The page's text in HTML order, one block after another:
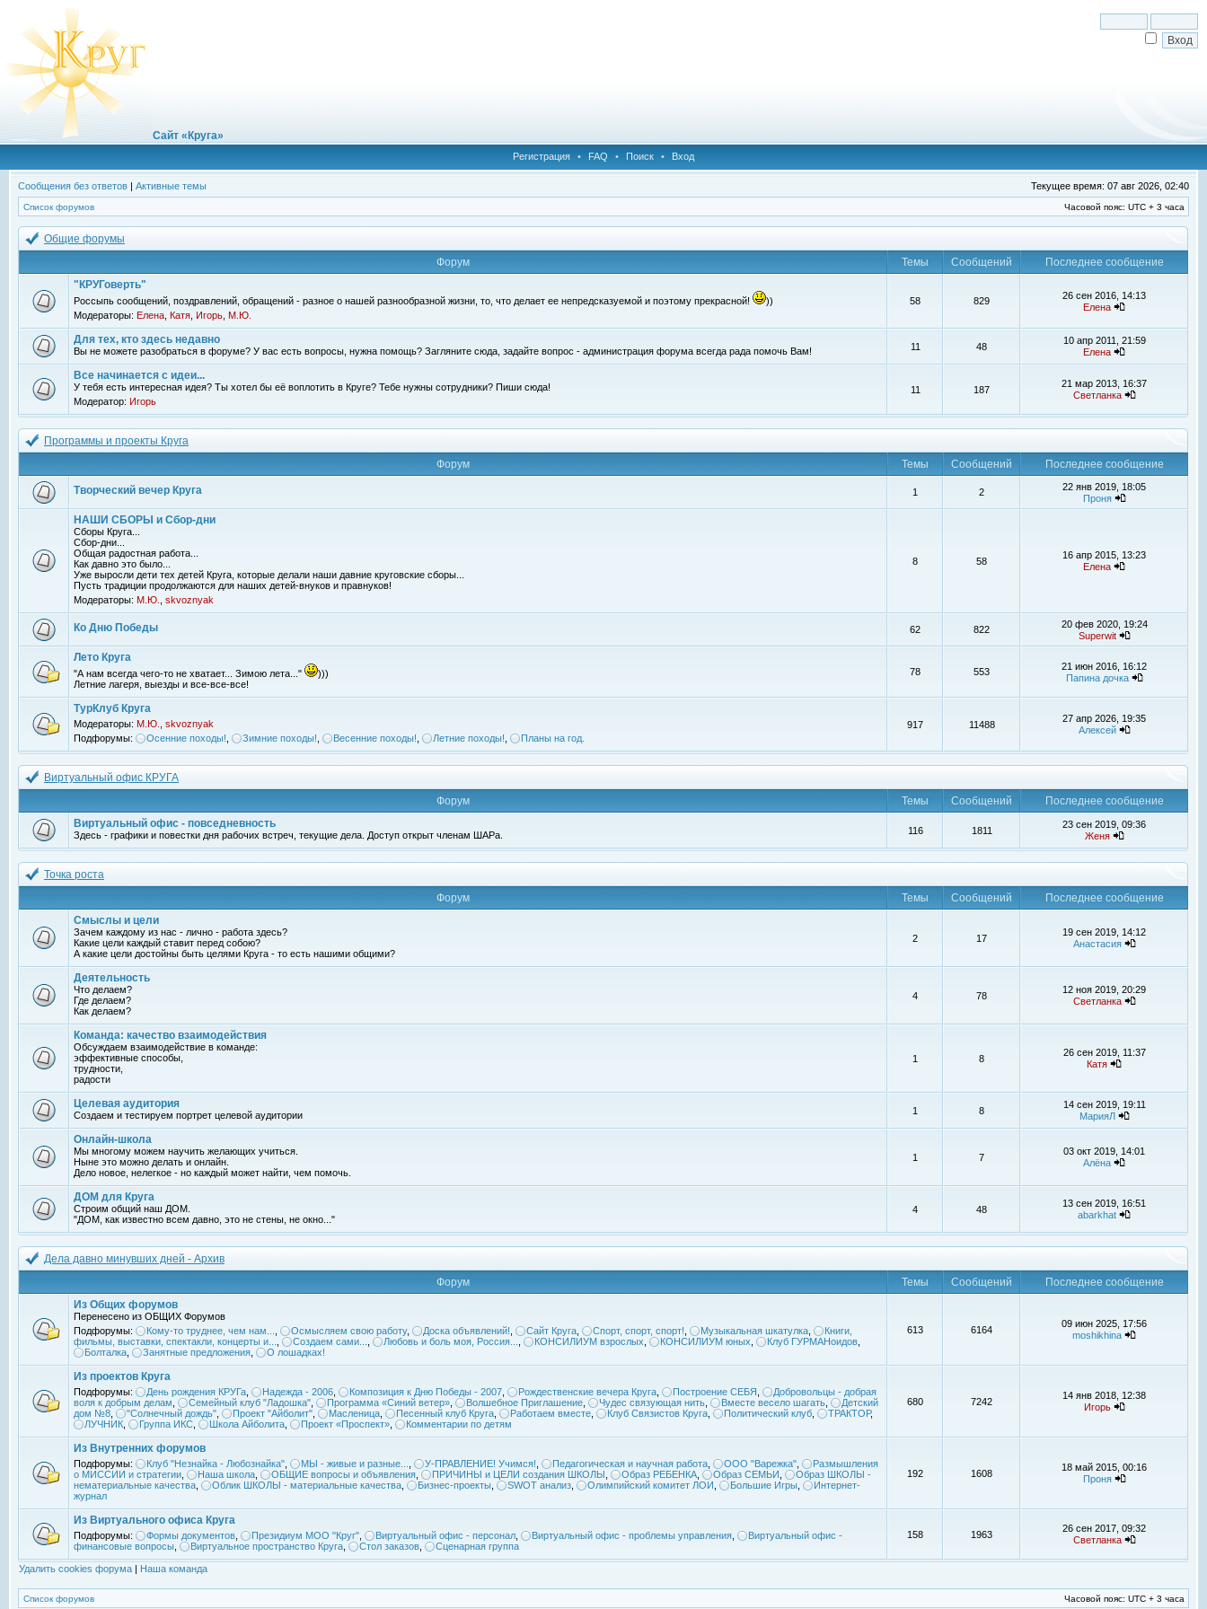
Сайт «Круга»
Регистрация • FAQ • Поиск • Вход
Сообщения без ответов | Активные темы Текущее время: 07 авг 2026, 02:40
Список форумов Часовой пояс: UTC + 3 часа
Общие форумы
Форум
Темы Сообщений
Последнее сообщение
"КРУГоверть"
Россыпь сообщений, поздравлений, обращений - разное о нашей разнообразной жизни, то, что делает ее непредсказуемой и поэтому прекрасной!
))
Модераторы: Елена Катя Игорь М.Ю.
58 829
26 сен 2016, 14:13
Елена
Для тех, кто здесь недавно
Вы не можете разобраться в форуме? У вас есть вопросы, нужна помощь? Загляните сюда, задайте вопрос - администрация форума всегда рада помочь Вам! 11 48
10 апр 2011, 21:59
Елена
Все начинается с идеи...
У тебя есть интересная идея? Ты хотел бы её воплотить в Круге? Тебе нужны сотрудники? Пиши сюда!
Модератор: Игорь
11 187
21 мар 2013, 16:37
Светланка
Программы и проекты Круга
Форум
Темы Сообщений Последнее сообщение
Творческий вечер Круга 1 2
22 янв 2019, 18:05
Проня
НАШИ СБОРЫ и Сбор-дни
Сборы Круга...
Сбор-дни...
Общая радостная работа...
Как давно это было...
Уже выросли дети тех детей Круга, которые делали наши давние круговские сборы...
Пусть традиции продолжаются для наших детей-внуков и правнуков!
Модераторы: М.Ю. skvoznyak
8 58
16 апр 2015, 13:23
Елена
Ко Дню Победы 62 822
20 фев 2020, 19:24
Superwit
Лето Круга
"А нам всегда чего-то не хватает... Зимою лета..."
)))
Летние лагеря, выезды и все-все-все!
78 553
21 июн 2016, 16:12
Папина дочка
ТурКлуб Круга
Модераторы: М.Ю.
skvoznyak
Подфорумы:
Осенние походы! Зимние походы! Весенние походы! Летние походы! Планы на год.
917 11488
27 апр 2026, 19:35
Алексей
Виртуальный офис КРУГА
Форум
Темы Сообщений
Последнее сообщение
Виртуальный офис - повседневность
Здесь - графики и повестки дня рабочих встреч, текущие дела. Доступ открыт членам ШАРа. 116 1811
23 сен 2019, 09:36
Женя
Точка роста
Форум
Темы Сообщений
Последнее сообщение
Смыслы и цели
Зачем каждому из нас - лично - работа здесь?
Какие цели каждый ставит перед собою?
А какие цели достойны быть целями Круга - то есть нашими общими?
2 17
19 сен 2019, 14:12
Анастасия
Деятельность
Что делаем?
Где делаем?
Как делаем?
4 78
12 ноя 2019, 20:29
Светланка
Команда: качество взаимодействия
Обсуждаем взаимодействие в команде:
эффективные способы,
трудности,
радости
1 8
26 сен 2019, 11:37
Катя
Целевая аудитория
Создаем и тестируем портрет целевой аудитории 1 8
14 сен 2019, 19:11
МарияЛ
Онлайн-школа
Мы многому можем научить желающих учиться.
Ныне это можно делать и онлайн.
Дело новое, нелегкое - но каждый может найти, чем помочь.
1 7
03 окт 2019, 14:01
Алёна
ДОМ для Круга
Строим общий наш ДОМ.
"ДОМ, как известно всем давно, это не стены, не окно..."
4 48
13 сен 2019, 16:51
abarkhat
Дела давно минувших дней - Архив
Форум
Темы Сообщений
Последнее сообщение
Из Общих форумов
Перенесено из ОБЩИХ Форумов
Подфорумы:
Кому-то труднее, чем нам... Осмысляем свою работу, Доска объявлений! Сайт Круга Спорт, спорт, спорт! Музыкальная шкатулка
Книги,
фильмы, выставки, спектакли, концерты и...
Создаем сами... Любовь и боль моя, Россия... КОНСИЛИУМ взрослых КОНСИЛИУМ юных Клуб ГУРМАНоидов
Болталка
Занятные предложения О лошадках!
613 6164
09 июн 2025, 17:56
moshikhina
Из проектов Круга
Подфорумы: День рождения КРУГа Надежда - 2006 Композиция к Дню Победы - 2007 Рождественские вечера Круга Построение СЕБЯ
Добровольцы - добрая
воля к добрым делам
Семейный клуб "Ладошка" Программа «Синий ветер» Волшебное Приглашение Чудес связующая нить Вместе весело шагать
Детский
дом №8
"Солнечный дождь" Проект "Айболит" Масленица Песенный клуб Круга Работаем вместе Клуб Связистов Круга Политический клуб ТРАКТОР,
ЛУЧНИК
Группа ИКС Школа Айболита Проект «Проспект» Комментарии по детям
680 7242
14 янв 2018, 12:38
Игорь
Из Внутренних форумов
Подфорумы: Клуб "Незнайка - Любознайка" МЫ - живые и разные... У-ПРАВЛЕНИЕ! Учимся! Педагогическая и научная работа ООО "Варежка"
Размышления
о МИССИИ и стратегии
Наша школа ОБЩИЕ вопросы и объявления ПРИЧИНЫ и ЦЕЛИ создания ШКОЛЫ Образ РЕБЕНКА Образ СЕМЬИ
Образ ШКОЛЫ -
нематериальные качества
Облик ШКОЛЫ - материальные качества Бизнес-проекты SWOT анализ Олимпийский комитет ЛОИ Большие Игры
Интернет-
журнал
192 1608
18 май 2015, 00:16
Проня
Из Виртуального офиса Круга
Подфорумы: Формы документов Президиум МОО "Круг" Виртуальный офис - персонал Виртуальный офис - проблемы управления
Виртуальный офис -
финансовые вопросы
Виртуальное пространство Круга Стол заказов Сценарная группа
158 1963
26 сен 2017, 09:32
Светланка
Удалить cookies форума | Наша команда
Список форумов Часовой пояс: UTC + 3 часа